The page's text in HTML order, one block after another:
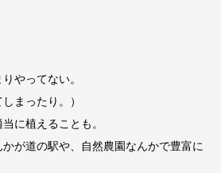
やってない。
まったり。）
に植えることも。
が道の駅や、自然農園なんかで豊富に